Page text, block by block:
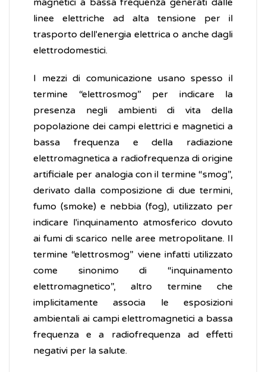
magnetici a bassa frequenza generati dalle
linee elettriche ad alta tensione per il
trasporto dell'energia elettrica o anche dagli
elettrodomestici.
I mezzi di comunicazione usano spesso il
termine “elettrosmog” per indicare la
presenza negli ambienti di vita della
popolazione dei campi elettrici e magnetici a
bassa frequenza e della radiazione
elettromagnetica a radiofrequenza di origine
artificiale per analogia con il termine “smog”,
derivato dalla composizione di due termini,
fumo (smoke) e nebbia (fog), utilizzato per
indicare l'inquinamento atmosferico dovuto
ai fumi di scarico nelle aree metropolitane. Il
termine “elettrosmog” viene infatti utilizzato
come sinonimo di “inquinamento
elettromagnetico”, altro termine che
implicitamente associa le esposizioni
ambientali ai campi elettromagnetici a bassa
frequenza e a radiofrequenza ad effetti
negativi per la salute.